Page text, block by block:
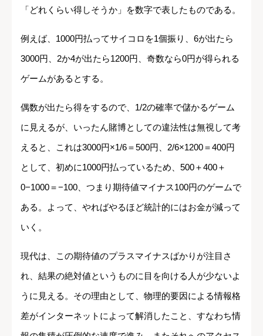
「どれくらい得しそうか」を数字で表したものである。
例えば、1000円払ってサイコロを1個振り、6が出たら
3000円、2か4が出たら1200円、奇数なら0円が得られる
ゲームがあるとする。
偶数が出たら得をするので、1/2の確率で儲かるゲーム
に見えるが、いったん賭博としての違法性は無視して考
えると、これは3000円×1/6＝500円、2/6×1200＝400円
として、初めに1000円払っているため、500＋400＋
0−1000＝−100、つまり期待値マイナス100円のゲームで
ある。よって、やればやるほど統計的にはお金が減って
いく。
現代は、この期待値のプラスマイナスばかりが注目さ
れ、結果の絶対値というものに目を向ける人が少ないよ
うに見える。その理由として、物理的要因による情報格
差がインターネットによって解消したこと、すなわち情